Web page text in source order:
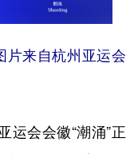
片来自杭州亚运会
会会徽“潮涌”正